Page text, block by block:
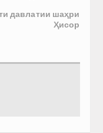
давлатии шаҳри
Ҳисор